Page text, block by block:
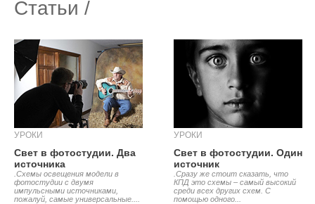
Статьи /
УРОКИ
Свет в фотостудии. Два
источника
.Схемы освещения модели в
фотостудии с двумя
импульсными источниками,
пожалуй, самые универсальные....
УРОКИ
Свет в фотостудии. Один
источник
.Сразу же стоит сказать, что
КПД это схемы – самый высокий
среди всех других схем. С
помощью одного...